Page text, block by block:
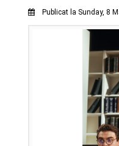
Publicat la Sunday, 8